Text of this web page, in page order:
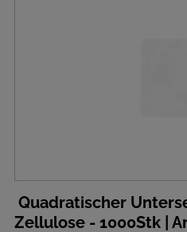
Quadratischer
Zellulose - 1000Stk |